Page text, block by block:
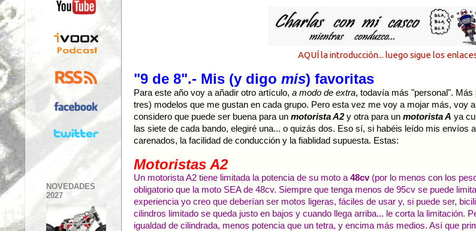
AQUÍ la introducción... luego sigue los
"9 de 8".- Mis (y digo mis) favoritas
Para este año voy a añadir otro artículo, a modo de extra, todavía más "personal".
tres) modelos que me gustan en cada grupo. Pero esta vez me voy a mojar más, voy
considero que puede ser buena para un motorista A2y otra para un motorista A ya
las siete de cada bando, elegiré una... o quizás dos. Eso sí, si habéis leído mis envíos
carenados, la facilidad de conducción y la fiablidad supuesta. Estas:
Motoristas A2
Un motorista A2 tiene limitada la potencia de su moto a 48cv(por lo menos con los
obligatorio que la moto SEA de 48cv. Siempre que tenga menos de 95cv se puede
experiencia yo creo que deberían ser motos ligeras, fáciles de usar y, si puede ser,
cilindros limitado se queda justo en bajos y cuando llega arriba... le corta la limitación.
igualdad de cilindrada, menos potencia que un tetra, y encima más medios. Así que
NOVEDADES
2027